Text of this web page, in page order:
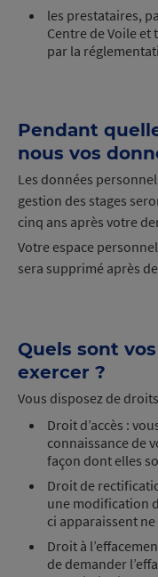
les prestataires,
Centre de Voile
par la
Pendant
nous vos
Les données
gestion des stages
cinq ans après votre
Votre espace
sera supprimé après
Quels sont
exercer ?
Vous disposez de
Droit d’accès :
connaissance de
façon dont elles
Droit de
une modification
ci apparaissent
Droit à
de demander